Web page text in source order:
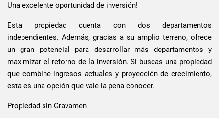
Una excelente oportunidad de inversión!
Esta propiedad cuenta con dos departamentos
independientes. Además, gracias a su amplio terreno, ofrece
un gran potencial para desarrollar más departamentos y
maximizar el retorno de la inversión. Si buscas una propiedad
que combine ingresos actuales y proyección de crecimiento,
esta es una opción que vale la pena conocer.
Propiedad sin Gravamen